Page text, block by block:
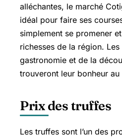
alléchantes, le marché
idéal pour faire ses
simplement se promener
richesses de la région.
gastronomie et de la
trouveront leur bonheur
Prix des truffes
Les truffes sont l’un des